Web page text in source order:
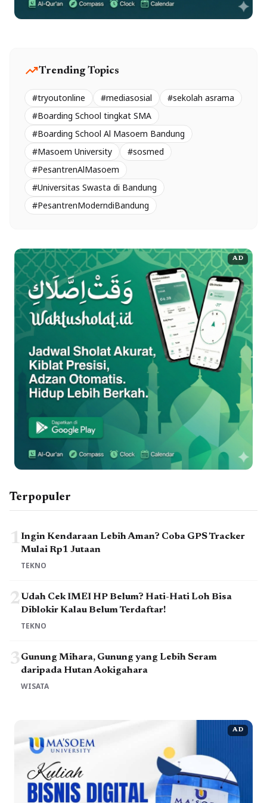
trending_upTrending Topics
#tryoutonline #mediasosial
#sekolah asrama
#Boarding School tingkat SMA
#Boarding School Al Masoem Bandung
#Masoem University
#sosmed
#PesantrenAlMasoem
#Universitas Swasta di Bandung
#PesantrenModerndiBandung
AD
Terpopuler
1Ingin Kendaraan Lebih Aman? Coba GPS Tracker
Mulai Rp1 Jutaan
TEKNO
2Udah Cek IMEI HP Belum? Hati-Hati Loh Bisa
Diblokir Kalau Belum Terdaftar!
TEKNO
3Gunung Mihara, Gunung yang Lebih Seram
daripada Hutan Aokigahara
WISATA
AD